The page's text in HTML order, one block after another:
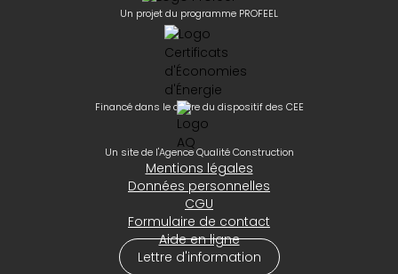
Un projet du programme PROFEEL
Financé dans le cadre du dispositif des CEE
Un site de l'Agence Qualité Construction
Mentions légales
Données personnelles
CGU
Formulaire de contact
Aide en ligne
Lettre d'information